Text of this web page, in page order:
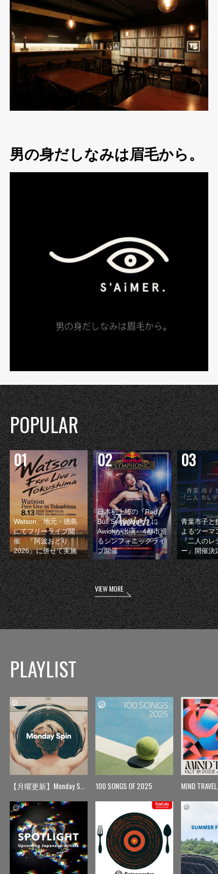
男の身だしなみは眉毛から。
POPULAR
Watson、地元・徳島
にてフリーライブ開
催 『阿波おどり
2026』に併せて実施
日本初上陸の『Red
Bull Symphonic』に
Awichが出演 4都市巡
るシンフォニックライ
ブ開催
青葉市子と
よるツーマ
『二人のレ
ー』開催決
VIEW MORE
PLAYLIST
【月曜更新】Monday Spin 100 SONGS OF 2025 MIND TRAVEL